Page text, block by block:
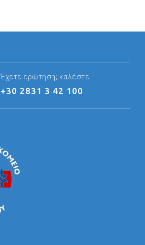
Έχετε ερώτηση; καλέστε
+30 2831 3 42 100